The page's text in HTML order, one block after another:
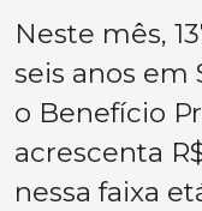
Neste mês,
seis anos em
o Benefício
acrescenta
nessa faixa